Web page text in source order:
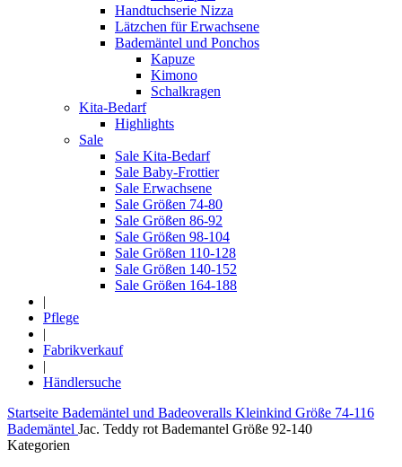
Handtuchserie Nizza
Lätzchen für Erwachsene
Bademäntel und Ponchos
Kapuze
Kimono
Schalkragen
Kita-Bedarf
Highlights
Sale
Sale Kita-Bedarf
Sale Baby-Frottier
Sale Erwachsene
Sale Größen 74-80
Sale Größen 86-92
Sale Größen 98-104
Sale Größen 110-128
Sale Größen 140-152
Sale Größen 164-188
|
Pflege
|
Fabrikverkauf
|
Händlersuche
Startseite Bademäntel und Badeoveralls Kleinkind Größe 74-116
Bademäntel Jac. Teddy rot Bademantel Größe 92-140
Kategorien